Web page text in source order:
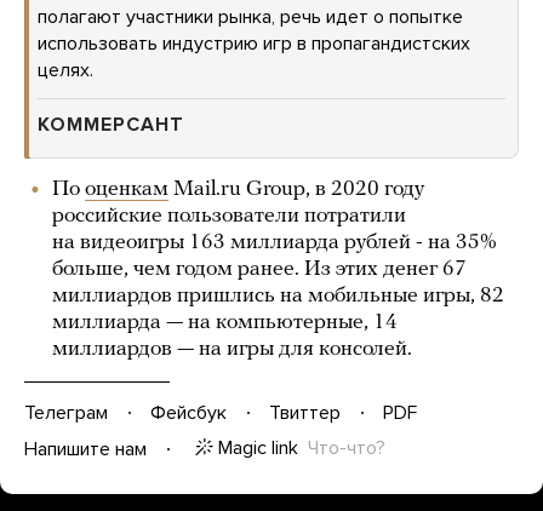
полагают участники рынка, речь идет о попытке
использовать индустрию игр в пропагандистских
целях.
КОММЕРСАНТ
По оценкам Mail.ru Group, в 2020 году
российские пользователи потратили
на видеоигры 163 миллиарда рублей - на 35%
больше, чем годом ранее. Из этих денег 67
миллиардов пришлись на мобильные игры, 82
миллиарда — на компьютерные, 14
миллиардов — на игры для консолей.
Телеграм Фейсбук Твиттер
PDF
Напишите нам
Magic link Что-что?